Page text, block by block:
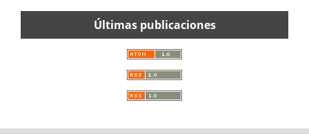
Últimas publicaciones